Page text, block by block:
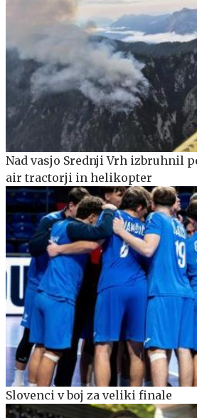
Nad vasjo Srednji Vrh izbruhnil
air tractorji in helikopter
Slovenci v boj za veliki finale